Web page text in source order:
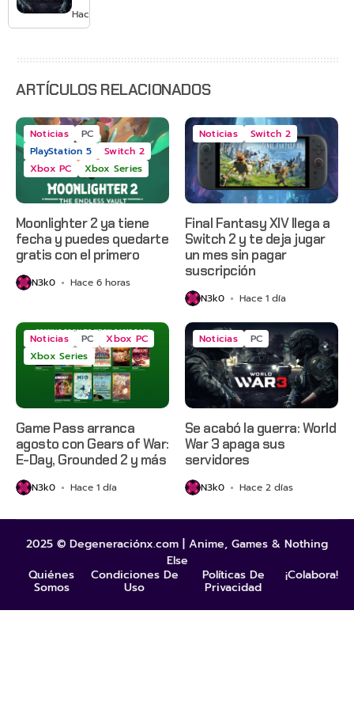
2 y más
3 apaga
sus
Hace 2 días
ARTÍCULOS RELACIONADOS
Noticias
PC
PlayStation 5
Switch 2
Xbox PC
Xbox Series
Moonlighter 2 ya tiene
fecha y puedes quedarte
gratis con el primero
N3k0 Hace 6 horas
Noticias Switch 2
Final Fantasy XIV llega a
Switch 2 y te deja jugar
un mes sin pagar
suscripción
N3k0 Hace 1 día
Noticias PC
Xbox PC
Xbox Series
Game Pass arranca
agosto con Gears of War:
E-Day, Grounded 2 y más
N3k0 Hace 1 día
Noticias PC
Se acabó la guerra: World
War 3 apaga sus
servidores
N3k0 Hace 2 días
2025 © Degeneraciónx.com | Anime, Games & Nothing
Else
Quiénes
Somos
Condiciones De
Uso
Políticas De
Privacidad
¡Colabora!